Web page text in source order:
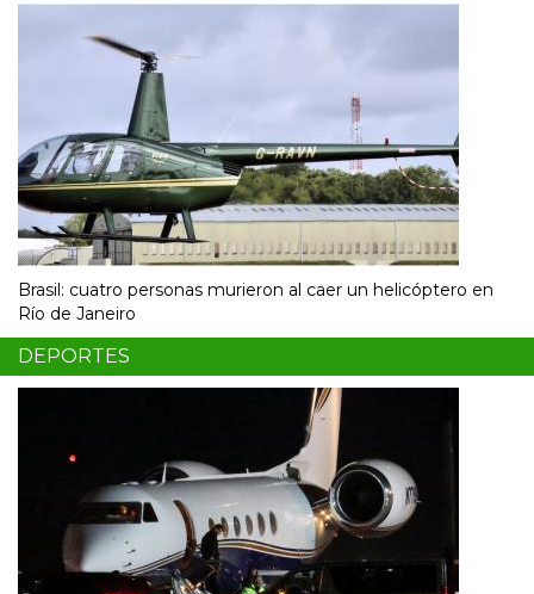
Brasil: cuatro personas murieron al caer un helicóptero en
Río de Janeiro
DEPORTES